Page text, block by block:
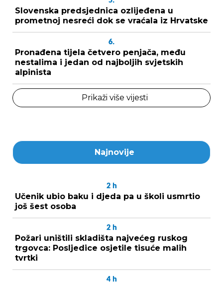
Slovenska predsjednica ozlijeđena u
prometnoj nesreći dok se vraćala iz Hrvatske
6.
Pronađena tijela četvero penjača, među
nestalima i jedan od najboljih svjetskih
alpinista
Prikaži više vijesti
Najnovije
2 h
Učenik ubio baku i djeda pa u školi usmrtio
još šest osoba
2 h
Požari uništili skladišta najvećeg ruskog
trgovca: Posljedice osjetile tisuće malih
tvrtki
4 h